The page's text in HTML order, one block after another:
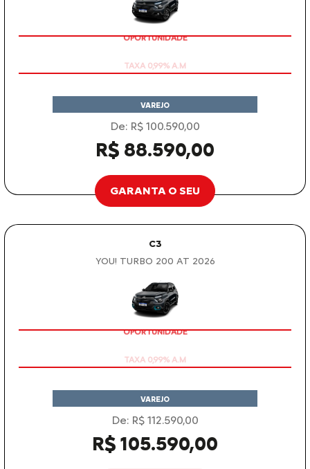
OPORTUNIDADE
VAREJO
De: R$ 100.590,00
R$ 88.590,00
GARANTA O SEU
C3
YOU! TURBO 200 AT 2026
OPORTUNIDADE
VAREJO
De: R$ 112.590,00
R$ 105.590,00